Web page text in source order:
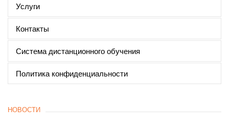
Услуги
Контакты
Система дистанционного обучения
Политика конфиденциальности
НОВОСТИ